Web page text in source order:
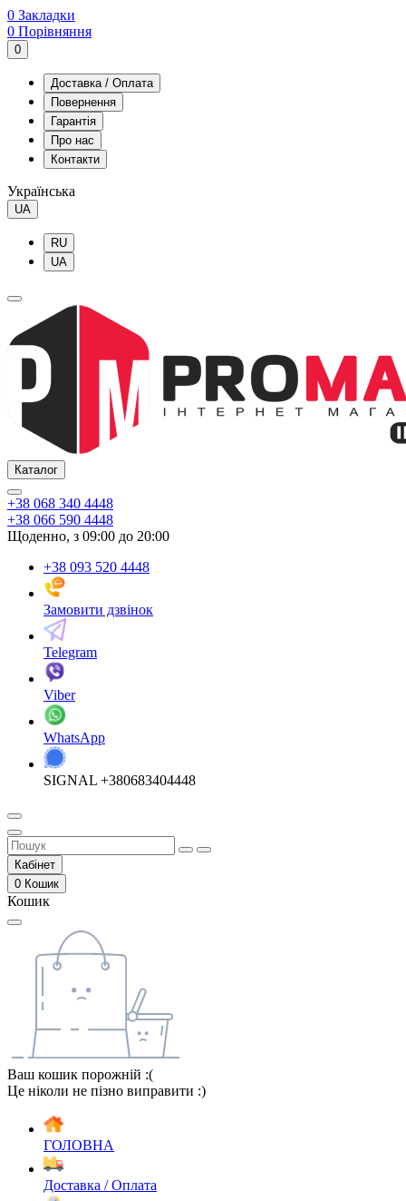
0 Закладки
0 Порівняння
0
Доставка / Оплата
Повернення
Гарантія
Про нас
Контакти
Українська
UA
RU
UA
Каталог
+38 068 340 4448
+38 066 590 4448
Щоденно, з 09:00 до 20:00
+38 093 520 4448
Замовити дзвінок
Telegram
Viber
WhatsApp
SIGNAL +380683404448
Кабінет
0 Кошик
Кошик
Ваш кошик порожній :(
Це ніколи не пізно виправити :)
ГОЛОВНА
Доставка / Оплата